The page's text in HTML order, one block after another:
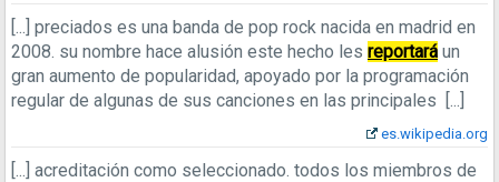
[...] preciados es una banda de pop rock nacida en madrid en
2008. su nombre hace alusión este hecho les reportará un
gran aumento de popularidad, apoyado por la programación
regular de algunas de sus canciones en las principales [...]
es.wikipedia.org
[...] acreditación como seleccionado. todos los miembros de